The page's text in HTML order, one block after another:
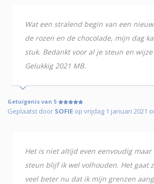
Wat een stralend begin van een
de rozen en de chocolade, mijn dag
stuk. Bedankt voor al je steun en
Gelukkig 2021 MB.
Getuigenis van 5
Geplaatst door SOFIE op vrijdag 1 januari 2021
Het is niet altijd even eenvoudig
steun blijf ik wel volhouden. Het gaat
veel beter nu dat ik mijn grenzen